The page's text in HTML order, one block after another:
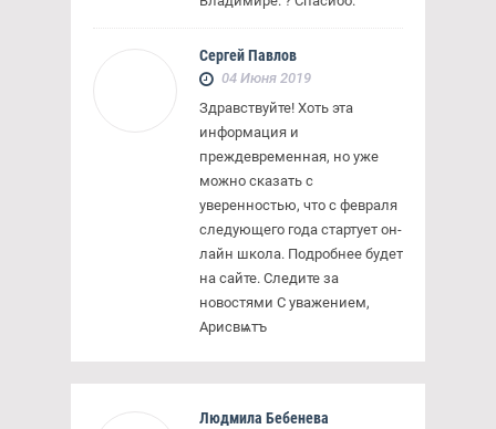
Сергей Павлов
04 Июня 2019
Здравствуйте! Хоть эта
информация и
преждевременная, но уже
можно сказать с
уверенностью, что с февраля
следующего года стартует он-
лайн школа. Подробнее будет
на сайте. Следите за
новостями С уважением,
Арисвѩтъ
Людмила Бебенева